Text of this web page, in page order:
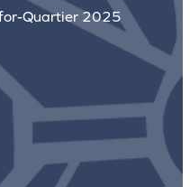
Quartier 2025